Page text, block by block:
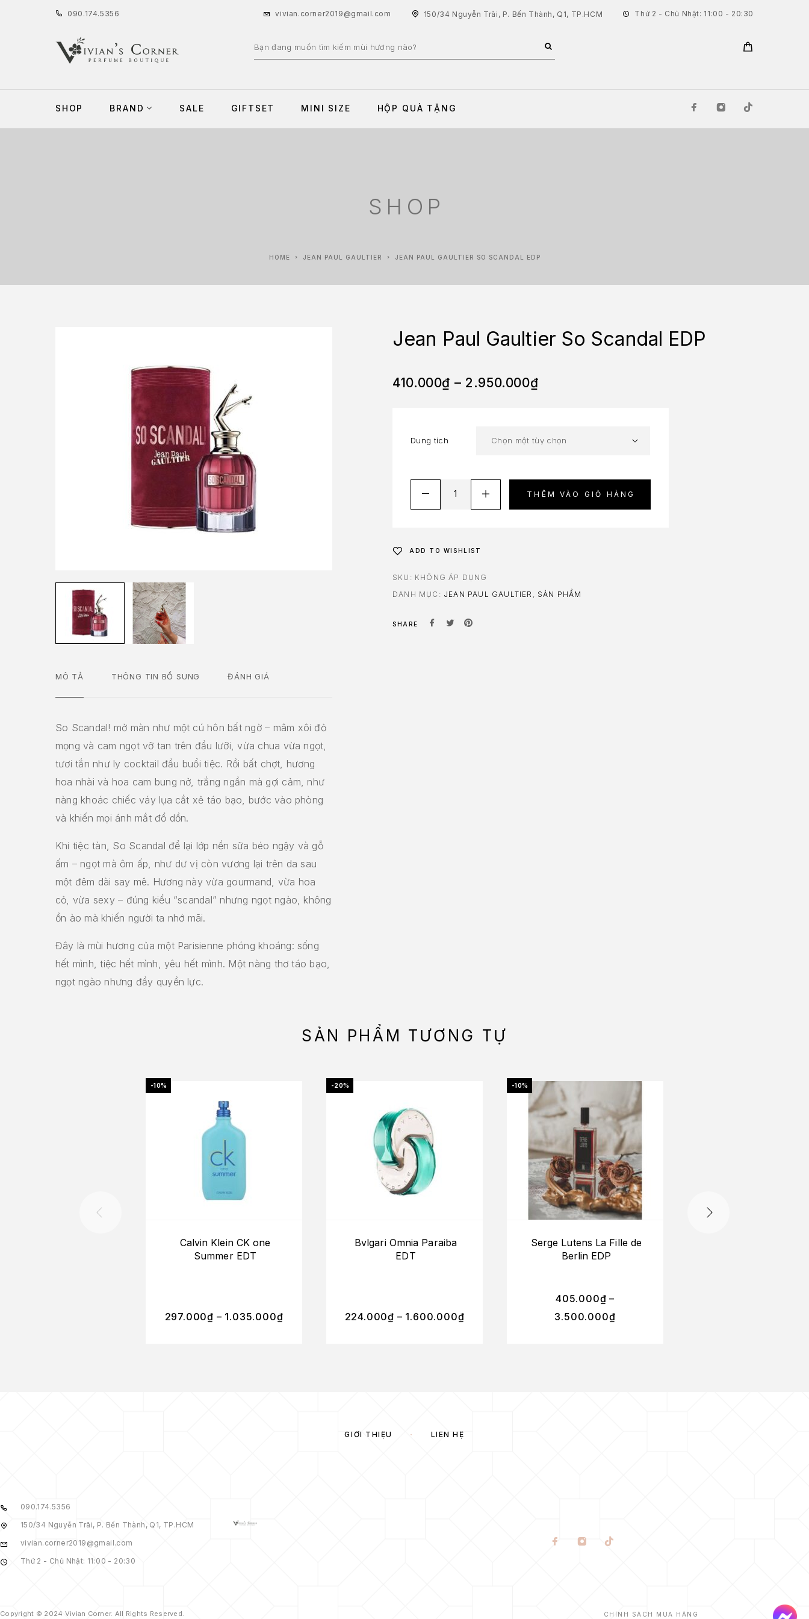
090 .174.5356 vivian.corner2019@gmail.com 150/34 Nguyễn Trãi, P. Bến Thành, Q1, TP.HCM Thứ 2 - Chủ Nhật: 11:00 - 20:30
SHOP BRAND SALE GIFTSET MINI SIZE HỘP QUÀ TẶNG
SHOP
HOME JEAN PAUL GAULTIER JEAN PAUL GAULTIER SO SCANDAL EDP
MÔ TẢ THÔNG TIN BỔ SUNG ĐÁNH GIÁ
So Scandal! mở màn như một cú hôn bất ngờ – mâm xôi đỏ
mọng và cam ngọt vỡ tan trên đầu lưỡi, vừa chua vừa ngọt,
tươi tắn như ly cocktail đầu buổi tiệc. Rồi bất chợt, hương
hoa nhài và hoa cam bung nở, trắng ngần mà gợi cảm, như
nàng khoác chiếc váy lụa cắt xẻ táo bạo, bước vào phòng
và khiến mọi ánh mắt đổ dồn.
Khi tiệc tàn, So Scandal để lại lớp nền sữa béo ngậy và gỗ
ấm – ngọt mà ôm ấp, như dư vị còn vương lại trên da sau
một đêm dài say mê. Hương này vừa gourmand, vừa hoa
cỏ, vừa sexy – đúng kiểu “scandal” nhưng ngọt ngào, không
ồn ào mà khiến người ta nhớ mãi.
Đây là mùi hương của một Parisienne phóng khoáng: sống
hết mình, tiệc hết mình, yêu hết mình. Một nàng thơ táo bạo,
ngọt ngào nhưng đầy quyền lực.
Jean Paul Gaultier So Scandal EDP
410.000₫ – 2.950.000₫
Dung tích
THÊM VÀO GIỎ HÀNG
ADD TO WISHLIST
SKU: KHÔNG ÁP DỤNG
DANH MỤC: JEAN PAUL GAULTIER SẢN PHẨM
SHARE
SẢN PHẨM TƯƠNG TỰ
-10%
Calvin Klein CK one
Summer EDT
297.000₫ – 1.035.000₫
-20%
Bvlgari Omnia Paraiba
EDT
224.000₫ – 1.600.000₫
-10%
Serge Lutens La Fille de
Berlin EDP
405.000₫ –
3.500.000₫
GIỚI THIỆU LIÊN HỆ
090.174.5356
150/34 Nguyễn Trãi, P. Bến Thành, Q1, TP.HCM
vivian.corner2019@gmail.com
Thứ 2 - Chủ Nhật: 11:00 - 20:30
Copyright © 2024 Vivian Corner. All Rights Reserved. CHÍNH SÁCH MUA HÀNG